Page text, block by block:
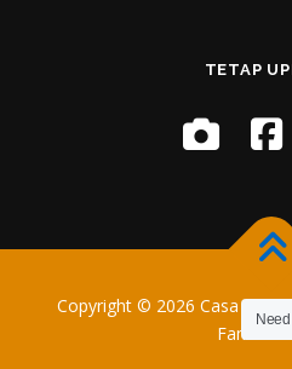
TETAP
Copyright © 2026 Casa